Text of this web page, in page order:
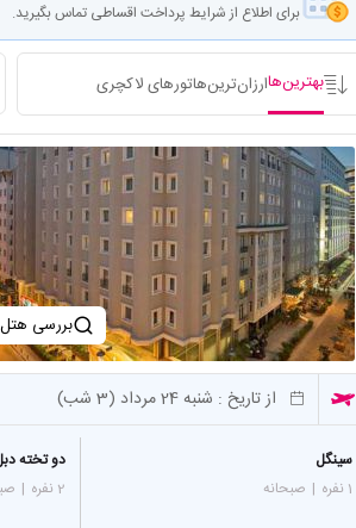
برای اطلاع از شرایط پرداخت اقساطی تماس بگیرید.
بهترین‌هاارزان‌ترین‌هاتورهای لاکچری
بررسی هتل
از تاریخ : شنبه 24 مرداد (3 شب)
سینگل
1 نفره
| صبحانه
دو تخته
2 نفره
|